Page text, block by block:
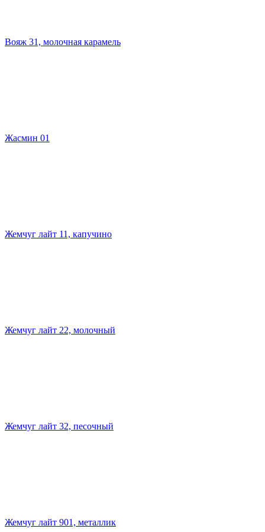
Вояж 31, молочная карамель
Жасмин 01
Жемчуг лайт 11, капучино
Жемчуг лайт 22, молочный
Жемчуг лайт 32, песочный
Жемчуг лайт 901, металлик